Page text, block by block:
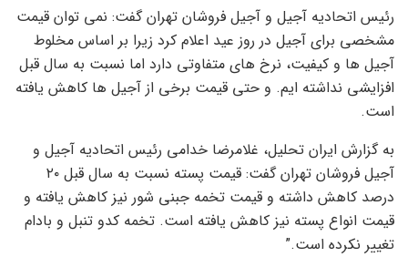
رئیس اتحادیه آجیل و آجیل فروشان تهران گفت: نمی توان قیمت
مشخصی برای آجیل در روز عید اعلام کرد زیرا بر اساس مخلوط
آجیل ها و کیفیت، نرخ های متفاوتی دارد اما نسبت به سال قبل
افزایشی نداشته ایم. و حتی قیمت برخی از آجیل ها کاهش یافته
است.
به گزارش ایران تحلیل، غلامرضا خدامی رئیس اتحادیه آجیل و
آجیل فروشان تهران گفت: قیمت پسته نسبت به سال قبل ۲۰
درصد کاهش داشته و قیمت تخمه جبنی شور نیز کاهش یافته و
قیمت انواع پسته نیز کاهش یافته است. تخمه کدو تنبل و بادام
تغییر نکرده است.”